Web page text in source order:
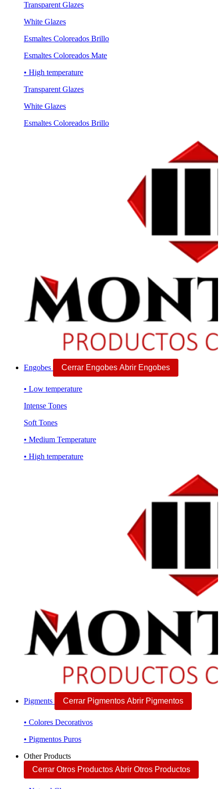
Transparent Glazes
White Glazes
Esmaltes Coloreados Brillo
Esmaltes Coloreados Mate
• High temperature
Transparent Glazes
White Glazes
Esmaltes Coloreados Brillo
Engobes Cerrar Engobes Abrir Engobes
• Low temperature
Intense Tones
Soft Tones
• Medium Temperature
• High temperature
Pigments Cerrar Pigmentos Abrir Pigmentos
• Colores Decorativos
• Pigmentos Puros
Other Products
Cerrar Otros Productos Abrir Otros Productos